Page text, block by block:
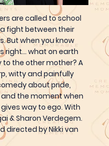
are called to school
fight between their
But when you know
right… what on earth
to the other mother? A
witty and painfully
about pride,
the moment when
way to ego. With
& Sharon Verdegem.
directed by Nikki van